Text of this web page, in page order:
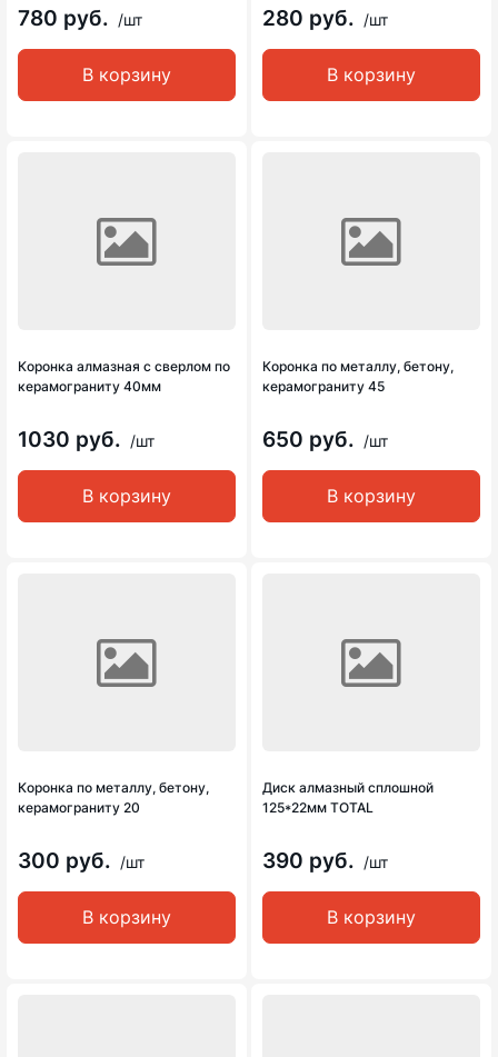
780 руб. /шт
В корзину
280 руб. /шт
В корзину
Коронка алмазная с сверлом по
керамограниту 40мм
1030 руб. /шт
В корзину
Коронка по металлу, бетону,
керамограниту 45
650 руб. /шт
В корзину
Коронка по металлу, бетону,
керамограниту 20
300 руб. /шт
В корзину
Диск алмазный сплошной
125*22мм TOTAL
390 руб. /шт
В корзину